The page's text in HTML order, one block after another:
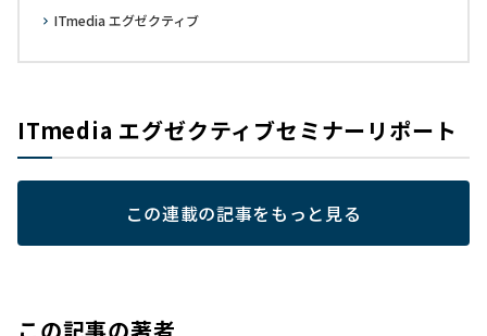
ITmedia エグゼクティブ
ITmedia エグゼクティブセミナーリポート
この連載の記事をもっと見る